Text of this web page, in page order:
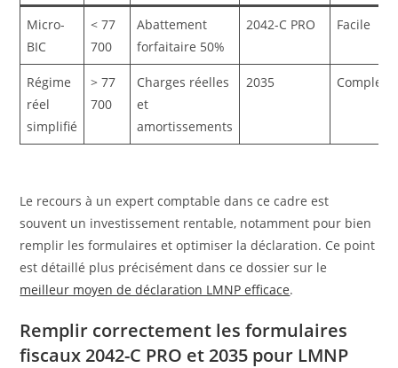
Micro-
BIC
< 77
700
Abattement
forfaitaire 50%
2042-C PRO Facile
Régime
réel
simplifié
> 77
700
Charges réelles
et
amortissements
2035 Complexe
Le recours à un expert comptable dans ce cadre est
souvent un investissement rentable, notamment pour bien
remplir les formulaires et optimiser la déclaration. Ce point
est détaillé plus précisément dans ce dossier sur le
meilleur moyen de déclaration LMNP efficace.
Remplir correctement les formulaires
fiscaux 2042-C PRO et 2035 pour LMNP